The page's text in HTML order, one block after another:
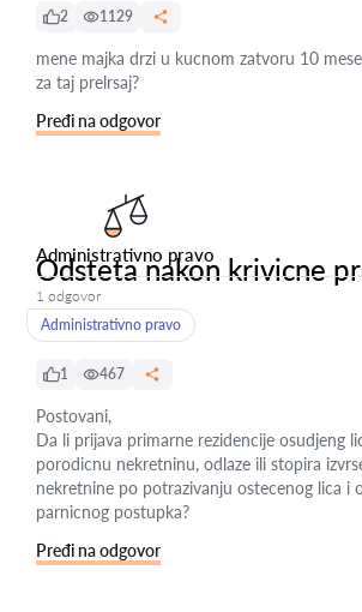
2 1129
mene majka drzi u kucnom zatvoru 10
za taj prelrsaj?
Pređi na odgovor
Administrativno pravo
Odsteta nakon krivicne
1 odgovor
Administrativno pravo
1 467
Postovani,
Da li prijava primarne rezidencije osudjeng
porodicnu nekretninu, odlaze ili stopira
nekretnine po potrazivanju ostecenog lica i
parnicnog postupka?
Pređi na odgovor